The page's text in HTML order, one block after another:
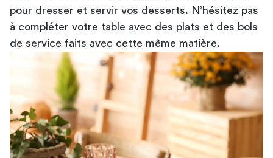
pour dresser et servir vos desserts. N’hésitez pas
à compléter votre table avec des plats et des bols
de service faits avec cette même matière.